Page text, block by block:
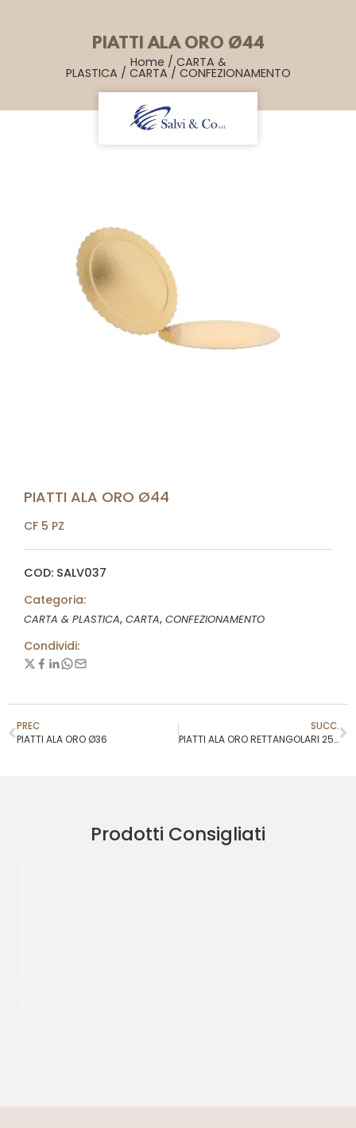
PIATTI ALA ORO Ø44
Home /CARTA &
PLASTICA / CARTA / CONFEZIONAMENTO
PIATTI ALA ORO Ø44
CF 5 PZ
COD: SALV037
Categoria:
CARTA & PLASTICA, CARTA, CONFEZIONAMENTO
Condividi:
PREC
PIATTI ALA ORO Ø36
SUCC.
PIATTI ALA ORO RETTANGOLARI 25X35
Prodotti Consigliati